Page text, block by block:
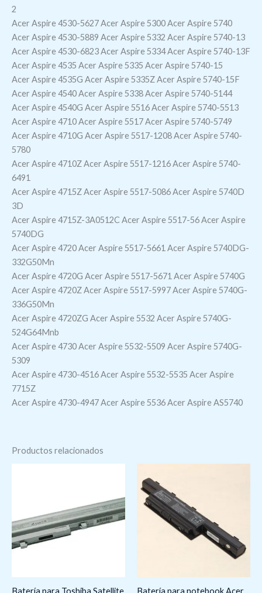
2
Acer Aspire 4530-5627 Acer Aspire 5300 Acer Aspire 5740
Acer Aspire 4530-5889 Acer Aspire 5332 Acer Aspire 5740-13
Acer Aspire 4530-6823 Acer Aspire 5334 Acer Aspire 5740-13F
Acer Aspire 4535 Acer Aspire 5335 Acer Aspire 5740-15
Acer Aspire 4535G Acer Aspire 5335Z Acer Aspire 5740-15F
Acer Aspire 4540 Acer Aspire 5338 Acer Aspire 5740-5144
Acer Aspire 4540G Acer Aspire 5516 Acer Aspire 5740-5513
Acer Aspire 4710 Acer Aspire 5517 Acer Aspire 5740-5749
Acer Aspire 4710G Acer Aspire 5517-1208 Acer Aspire 5740-
5780
Acer Aspire 4710Z Acer Aspire 5517-1216 Acer Aspire 5740-
6491
Acer Aspire 4715Z Acer Aspire 5517-5086 Acer Aspire 5740D
3D
Acer Aspire 4715Z-3A0512C Acer Aspire 5517-56 Acer Aspire
5740DG
Acer Aspire 4720 Acer Aspire 5517-5661 Acer Aspire 5740DG-
332G50Mn
Acer Aspire 4720G Acer Aspire 5517-5671 Acer Aspire 5740G
Acer Aspire 4720Z Acer Aspire 5517-5997 Acer Aspire 5740G-
336G50Mn
Acer Aspire 4720ZG Acer Aspire 5532 Acer Aspire 5740G-
524G64Mnb
Acer Aspire 4730 Acer Aspire 5532-5509 Acer Aspire 5740G-
5309
Acer Aspire 4730-4516 Acer Aspire 5532-5535 Acer Aspire
7715Z
Acer Aspire 4730-4947 Acer Aspire 5536 Acer Aspire AS5740
Productos relacionados